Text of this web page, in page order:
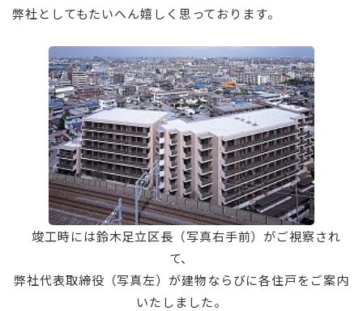
弊社としてもたいへん嬉しく思っております。
⠀竣工時には鈴木足立区長（写真右手前）がご視察され
て、
弊社代表取締役（写真左）が建物ならびに各住戸をご案内
いたしました。